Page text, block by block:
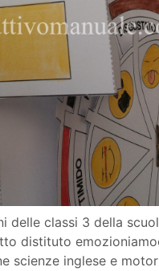
delle classi 3 della
distituto
scienze inglese e